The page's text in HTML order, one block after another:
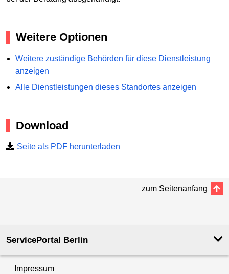
Weitere Optionen
Weitere zuständige Behörden für diese Dienstleistung
anzeigen
Alle Dienstleistungen dieses Standortes anzeigen
Download
Seite als PDF herunterladen
zum Seitenanfang
ServicePortal Berlin
Impressum